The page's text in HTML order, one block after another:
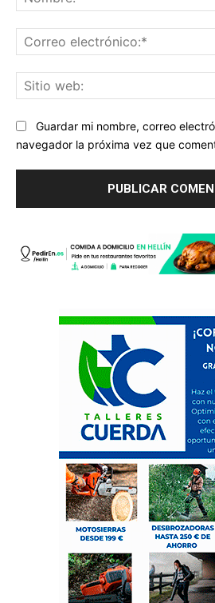
Guardar mi nombre, correo
navegador la próxima vez que